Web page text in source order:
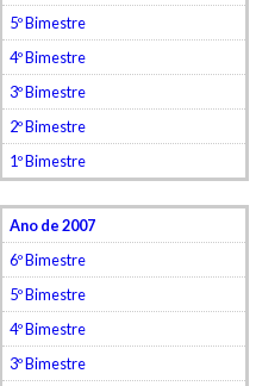
5º Bimestre
4º Bimestre
3º Bimestre
2º Bimestre
1º Bimestre
Ano de 2007
6º Bimestre
5º Bimestre
4º Bimestre
3º Bimestre